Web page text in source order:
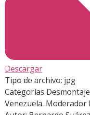
Descargar
Tipo de archivo: jpg
Categorías
Venezuela. Moderador